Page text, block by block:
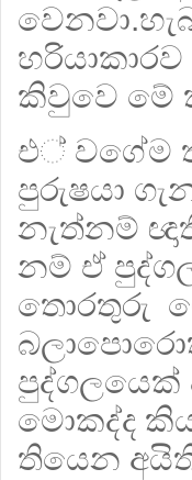
කිවුවෙ මේ
එ් වගේම
පුරුෂයා
නැත්නම්
නම් ඒ
තොරතුරු
පුද්ගලයෙක්
මොකද්ද
තියෙන